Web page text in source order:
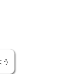
う